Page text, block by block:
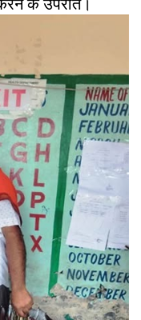
करने के उपरांत।